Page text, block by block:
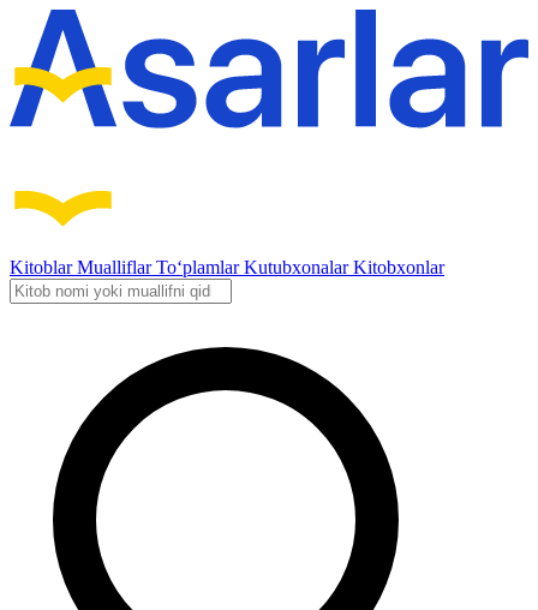
KitoblarMualliflarTo‘plamlarKutubxonalarKitobxonlar